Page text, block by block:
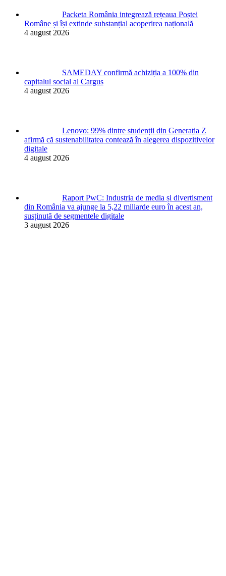
Packeta România integrează rețeaua Poștei
Române și își extinde substanțial acoperirea națională
4 august 2026
SAMEDAY confirmă achiziția a 100% din
capitalul social al Cargus
4 august 2026
Lenovo: 99% dintre studenții din Generația Z
afirmă că sustenabilitatea contează în alegerea dispozitivelor
digitale
4 august 2026
Raport PwC: Industria de media și divertisment
din România va ajunge la 5,22 miliarde euro în acest an,
susținută de segmentele digitale
3 august 2026